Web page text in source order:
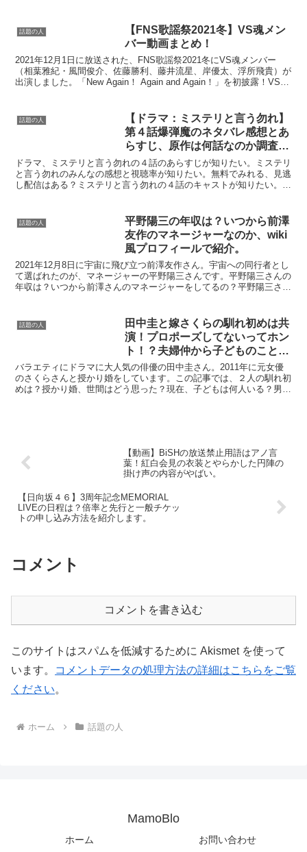
話題の人
【FNS歌謡祭2021冬】VS魂メン
バー動画まとめ！
2021年12月1日に放送された、FNS歌謡祭2021冬にVS魂メンバー
（相葉雅紀・風間俊介、佐藤勝利、藤井流星、岸優太、浮所飛貴）が
出演しました。「New Again！ Again and Again！」を初披露！VS魂
話題の人
【ドラマ：ミステリと言う勿れ】
第４話爆弾魔のネタバレ感想とあ
らすじ、原作は何話なのか調査！
見逃し配信など情報まとめ。
ドラマ、ミステリと言う勿れの４話のあらすじが知りたい。ミステリ
と言う勿れのみんなの感想と視聴率が知りたい。無料でみれる、見逃
し配信はある？ミステリと言う勿れの４話のキャストが知りたい。今
話題の人
平野陽三の年収は？いつから前澤
友作のマネージャーなのか、wiki
風プロフィールで紹介。
2021年12月8日に宇宙に飛び立つ前澤友作さん。宇宙への同行者とし
て選ばれたのが、マネージャーの平野陽三さんです。平野陽三さんの
年収は？いつから前澤さんのマネージャーをしてるの？平野陽三さん
話題の人
田中圭と嫁さくらの馴れ初めは共
演！プロポーズしてないってホン
ト！？夫婦仲から子どものことま
でまとめてみた！
バラエティにドラマに大人気の俳優の田中圭さん。2011年に元女優
のさくらさんと授かり婚をしています。この記事では、２人の馴れ初
めは？授かり婚、世間はどう思った？現在、子どもは何人いる？男の
【動画】BiSHの放送禁止用語はアノ言
葉！紅白会見の衣装とやらかした円陣の
掛け声の内容がやばい。
【日向坂４６】3周年記念MEMORIAL
LIVEの日程は？倍率と先行と一般チケッ
トの申し込み方法を紹介します。
コメント
コメントを書き込む
このサイトはスパムを低減するために Akismet を使って
います。
コメントデータの処理方法の詳細はこちらをご覧
ください。
ホーム 話題の人
MamoBlo
ホーム お問い合わせ